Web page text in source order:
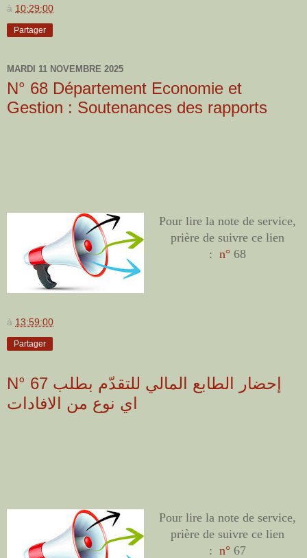
à 10:29:00
Partager
MARDI 11 NOVEMBRE 2025
N° 68 Département Economie et
Gestion : Soutenances des rapports
Pour lire la note de service,
prière de suivre ce lien
: n° 68
à 13:59:00
Partager
N° 67 إحضار الطابع المالي للتقدّم بطلب
اي نوع من الافادات
Pour lire la note de service,
prière de suivre ce lien
: n° 67